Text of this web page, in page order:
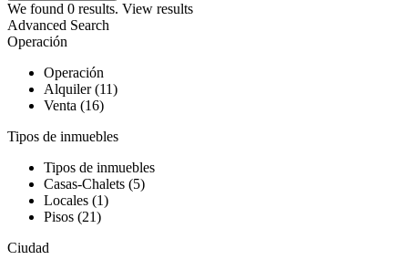
We found 0 results. View results
Advanced Search
Operación
Operación
Alquiler (11)
Venta (16)
Tipos de inmuebles
Tipos de inmuebles
Casas-Chalets (5)
Locales (1)
Pisos (21)
Ciudad